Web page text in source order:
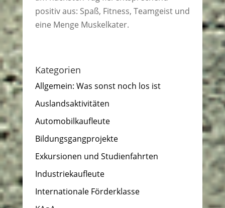
positiv aus: Spaß, Fitness, Teamgeist und
eine Menge Muskelkater.
Kategorien
Allgemein: Was sonst noch los ist
Auslandsaktivitäten
Automobilkaufleute
Bildungsgangprojekte
Exkursionen und Studienfahrten
Industriekaufleute
Internationale Förderklasse